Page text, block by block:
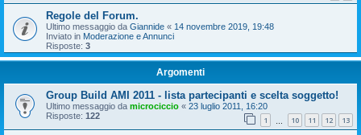
Regole del Forum.
Ultimo messaggio da Giannide « 14 novembre 2019, 19:48
Inviato in Moderazione e Annunci
Risposte: 3
Argomenti
Group Build AMI 2011 - lista partecipanti e scelta soggetto!
Ultimo messaggio da microciccio « 23 luglio 2011, 16:20
Risposte: 122 1 10 11 12 13